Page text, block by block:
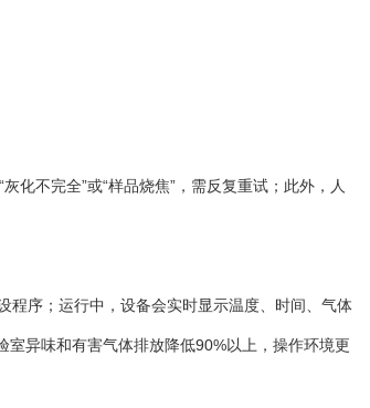
化不完全”或“样品烧焦”，需反复重试；此外，人
程序；运行中，设备会实时显示温度、时间、气体
异味和有害气体排放降低90%以上，操作环境更